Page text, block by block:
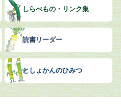
しらべもの・リンク集
読書リーダー
としょかんのひみつ